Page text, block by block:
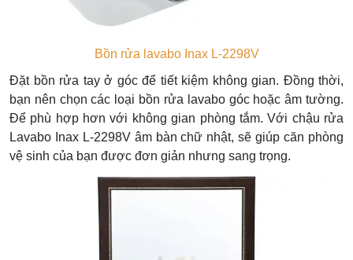
Bồn rửa lavabo Inax L-2298V
Đặt bồn rửa tay ở góc để tiết kiệm không gian. Đồng thời,
bạn nên chọn các loại bồn rửa lavabo góc hoặc âm tường.
Để phù hợp hơn với không gian phòng tắm. Với chậu rửa
Lavabo Inax L-2298V âm bàn chữ nhật, sẽ giúp căn phòng
vệ sinh của bạn được đơn giản nhưng sang trọng.